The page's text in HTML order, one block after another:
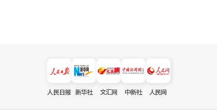
人民日报 新华社 文汇网 中新社 人民网